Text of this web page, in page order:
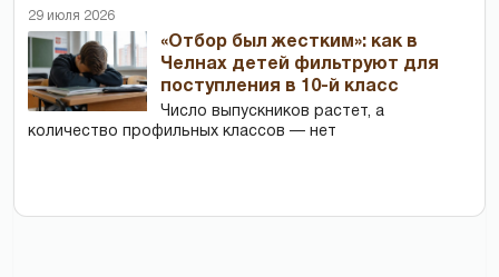
29 июля 2026
«Отбор был жестким»: как в
Челнах детей фильтруют для
поступления в 10-й класс
Число выпускников растет, а
количество профильных классов — нет